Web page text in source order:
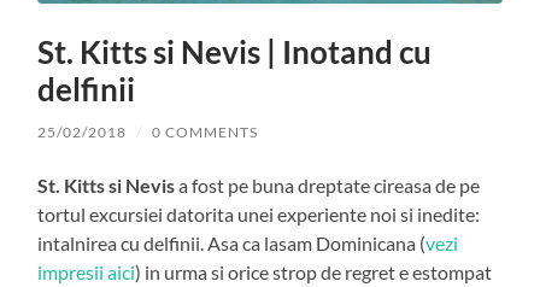
St. Kitts si Nevis | Inotand cu
delfinii
25/02/2018 / 0 COMMENTS
St. Kitts si Nevisa fost pe buna dreptate cireasa de pe
tortul excursiei datorita unei experiente noi si inedite:
intalnirea cu delfinii. Asa ca lasam Dominicana (vezi
impresii aici) in urma si orice strop de regret e estompat